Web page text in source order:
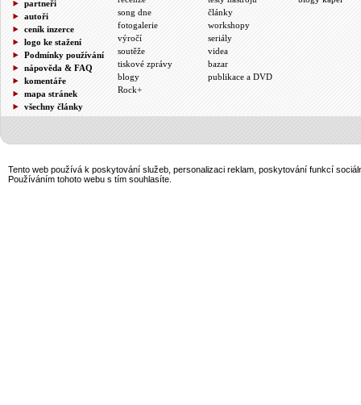
partneři
autoři
ceník inzerce
logo ke stažení
Podmínky používání
nápověda & FAQ
komentáře
mapa stránek
všechny články
song dne
fotogalerie
výročí
soutěže
tiskové zprávy
blogy
Rock+
články
workshopy
seriály
videa
bazar
publikace a DVD
Tento web používá k poskytování služeb, personalizaci reklam, poskytování funkcí
Používáním tohoto webu s tím souhlasíte.